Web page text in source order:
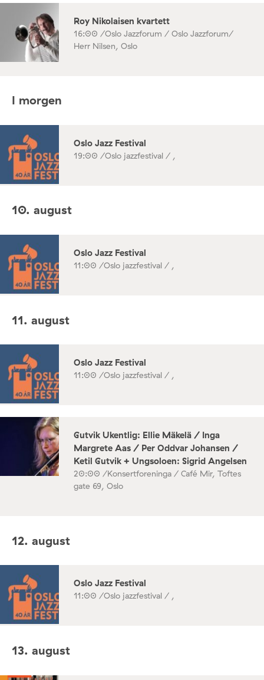
Roy Nikolaisen kvartett
16:00 /Oslo Jazzforum / Oslo Jazzforum/
Herr Nilsen, Oslo
I morgen
Oslo Jazz Festival
19:00 /Oslo jazzfestival / ,
10. august
Oslo Jazz Festival
11:00 /Oslo jazzfestival / ,
11. august
Oslo Jazz Festival
11:00 /Oslo jazzfestival / ,
Gutvik Ukentlig: Ellie Mäkelä / Inga
Margrete Aas / Per Oddvar Johansen /
Ketil Gutvik + Ungsoloen: Sigrid Angelsen
20:00 /Konsertforeninga / Café Mir, Toftes
gate 69, Oslo
12. august
Oslo Jazz Festival
11:00 /Oslo jazzfestival / ,
13. august